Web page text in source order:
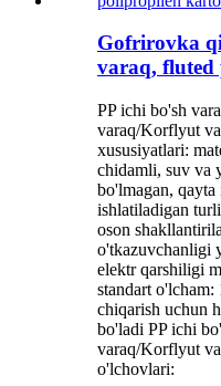
Gofrirovka
varaq,
PP ichi bo'sh
varaq/Korflyut
xususiyatlari:
chidamli, suv va
bo'lmagan, qayta
ishlatiladigan
oson
o'tkazuvchanligi
elektr qarshiligi
standart
chiqarish uchun
bo'ladi PP ichi
varaq/Korflyut
o'lchovlari: